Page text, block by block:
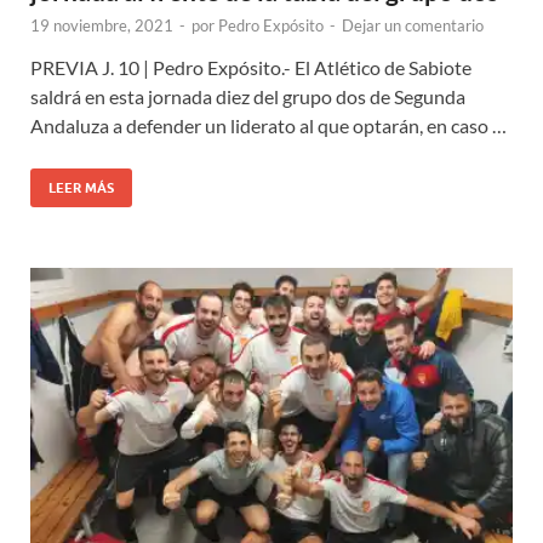
19 noviembre, 2021 - por Pedro Expósito - Dejar un comentario
PREVIA J. 10 | Pedro Expósito.- El Atlético de Sabiote
saldrá en esta jornada diez del grupo dos de Segunda
Andaluza a defender un liderato al que optarán, en caso …
LEER MÁS